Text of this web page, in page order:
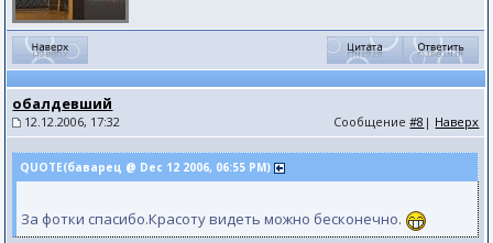
обалдевший
12.12.2006, 17:32 Сообщение#8 | Наверх
QUOTE(баварец @ Dec 12 2006, 06:55 PM)
За фотки спасибо.Красоту видеть можно бесконечно.